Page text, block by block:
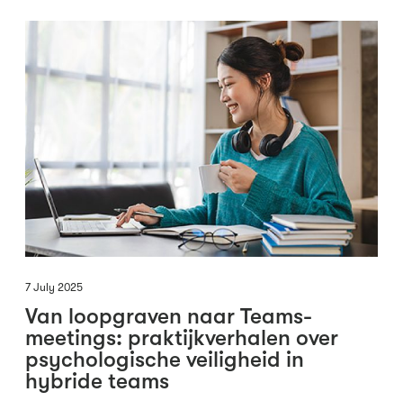
7 July 2025
Van loopgraven naar Teams-
meetings: praktijkverhalen over
psychologische veiligheid in
hybride teams